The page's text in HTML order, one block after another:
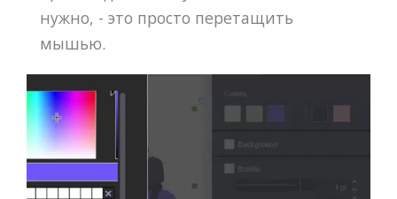
нужно, - это просто перетащить
мышью.